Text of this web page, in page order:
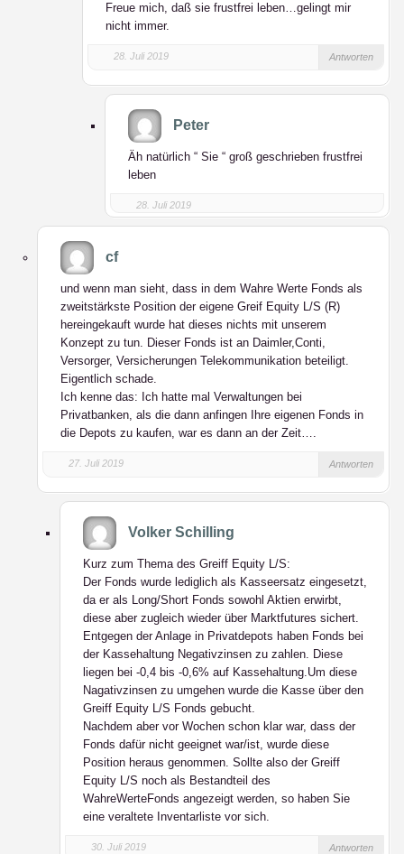
Freue mich, daß sie frustfrei leben…gelingt mir
nicht immer.
28. Juli 2019 Antworten
Peter
Äh natürlich “ Sie “ groß geschrieben frustfrei
leben
28. Juli 2019
cf
und wenn man sieht, dass in dem Wahre Werte Fonds als
zweitstärkste Position der eigene Greif Equity L/S (R)
hereingekauft wurde hat dieses nichts mit unserem
Konzept zu tun. Dieser Fonds ist an Daimler,Conti,
Versorger, Versicherungen Telekommunikation beteiligt.
Eigentlich schade.
Ich kenne das: Ich hatte mal Verwaltungen bei
Privatbanken, als die dann anfingen Ihre eigenen Fonds in
die Depots zu kaufen, war es dann an der Zeit….
27. Juli 2019 Antworten
Volker Schilling
Kurz zum Thema des Greiff Equity L/S:
Der Fonds wurde lediglich als Kasseersatz eingesetzt,
da er als Long/Short Fonds sowohl Aktien erwirbt,
diese aber zugleich wieder über Marktfutures sichert.
Entgegen der Anlage in Privatdepots haben Fonds bei
der Kassehaltung Negativzinsen zu zahlen. Diese
liegen bei -0,4 bis -0,6% auf Kassehaltung.Um diese
Nagativzinsen zu umgehen wurde die Kasse über den
Greiff Equity L/S Fonds gebucht.
Nachdem aber vor Wochen schon klar war, dass der
Fonds dafür nicht geeignet war/ist, wurde diese
Position heraus genommen. Sollte also der Greiff
Equity L/S noch als Bestandteil des
WahreWerteFonds angezeigt werden, so haben Sie
eine veraltete Inventarliste vor sich.
30. Juli 2019 Antworten